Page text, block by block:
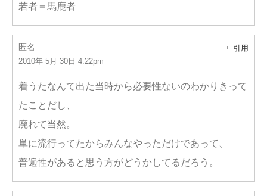
若者＝馬鹿者
匿名
2010年 5月 30日 4:22pm
引用
着うたなんて出た当時から必要性ないのわかりきって
たことだし、
廃れて当然。
単に流行ってたからみんなやっただけであって、
普遍性があると思う方がどうかしてるだろう。